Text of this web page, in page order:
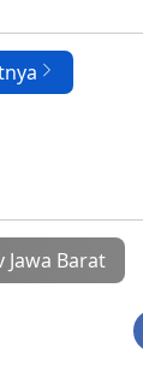
Jawa Barat